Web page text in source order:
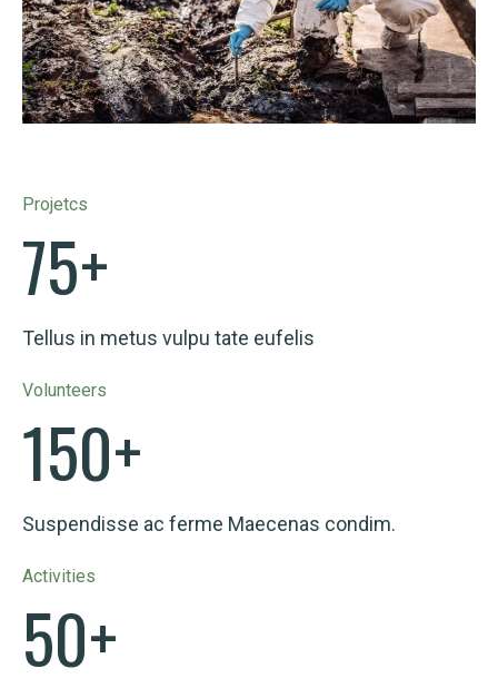
Projetcs
75+
Tellus in metus vulpu tate eufelis
Volunteers
150+
Suspendisse ac ferme Maecenas condim.
Activities
50+